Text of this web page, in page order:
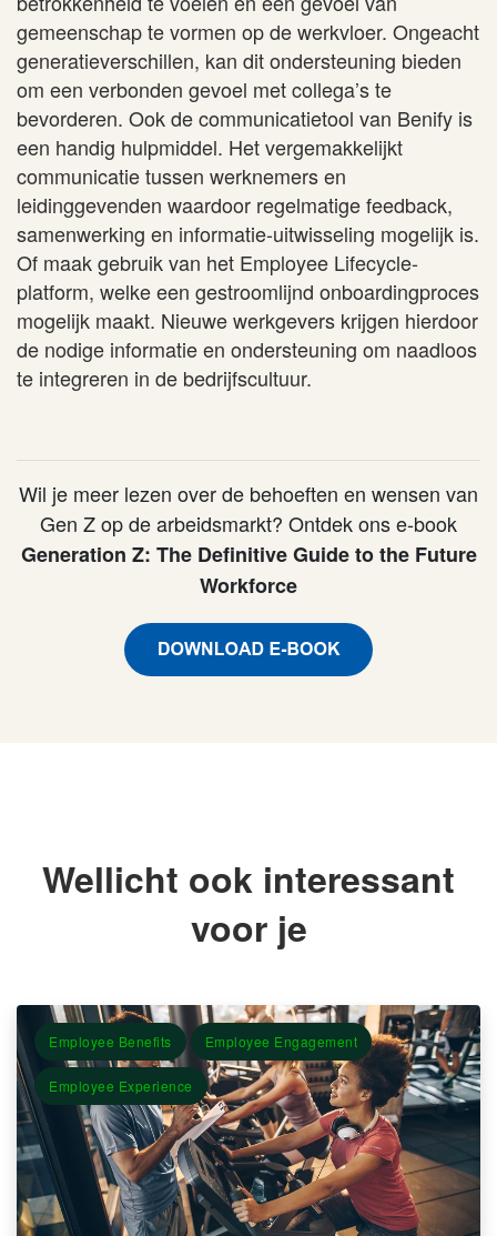
gemeenschap te vormen op de werkvloer. Ongeacht
generatieverschillen, kan dit ondersteuning bieden
om een verbonden gevoel met collega’s te
bevorderen. Ook de communicatietool van Benify is
een handig hulpmiddel. Het vergemakkelijkt
communicatie tussen werknemers en
leidinggevenden waardoor regelmatige feedback,
samenwerking en informatie-uitwisseling mogelijk is.
Of maak gebruik van het Employee Lifecycle-
platform, welke een gestroomlijnd onboardingproces
mogelijk maakt. Nieuwe werkgevers krijgen hierdoor
de nodige informatie en ondersteuning om naadloos
te integreren in de bedrijfscultuur.
Wil je meer lezen over de behoeften en wensen van
Gen Z op de arbeidsmarkt? Ontdek ons e-book
Generation Z: The Definitive Guide to the Future
Workforce
Wellicht ook interessant
voor je
Employee Benefits Employee Engagement
Employee Experience